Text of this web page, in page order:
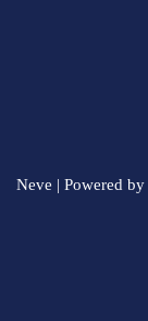
Neve | Powered by